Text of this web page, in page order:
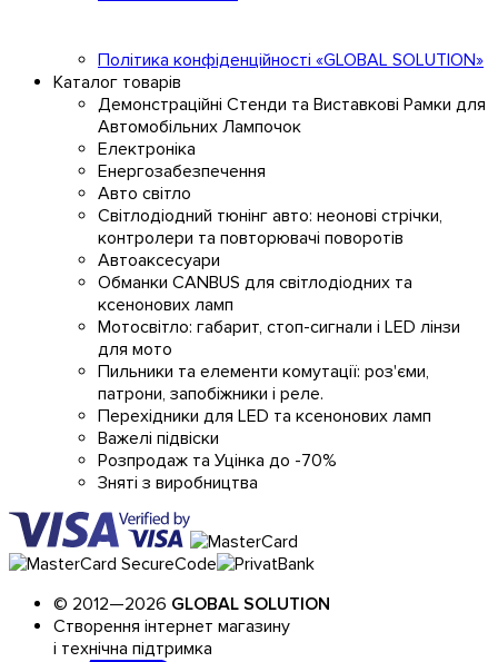
Політика конфіденційності «GLOBAL SOLUTION»
Каталог товарів
Демонстраційні Стенди та Виставкові Рамки для
Автомобільних Лампочок
Електроніка
Енергозабезпечення
Авто світло
Світлодіодний тюнінг авто: неонові стрічки,
контролери та повторювачі поворотів
Автоаксесуари
Обманки CANBUS для світлодіодних та
ксенонових ламп
Мотосвітло: габарит, стоп-сигнали і LED лінзи
для мото
Пильники та елементи комутації: роз'єми,
патрони, запобіжники і реле.
Перехідники для LED та ксенонових ламп
Важелі підвіски
Розпродаж та Уцінка до -70%
Зняті з виробництва
© 2012—2026 GLOBAL SOLUTION
Створення інтернет магазину
і технічна підтримка